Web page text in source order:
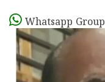
Whatsapp Group